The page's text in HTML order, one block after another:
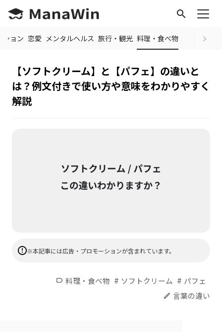
search
ション 恋愛 メンタルヘルス 旅行・観光 料理・食べ物
【ソフトクリーム】と【パフェ】の違いと
は？例文付きで使い方や意味をわかりやすく
解説
※本記事には広告・プロモーションが含まれています。
label 料理・食べ物 # ソフトクリーム # パフェ
edit 言葉の違い